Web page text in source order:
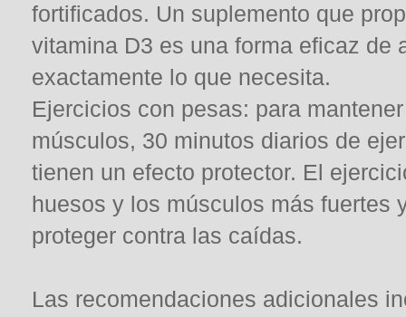
fortificados. Un suplemento que
vitamina D3 es una forma eficaz de
exactamente lo que necesita.
Ejercicios con pesas: para
músculos, 30 minutos diarios de
tienen un efecto protector. El
huesos y los músculos más fuertes
proteger contra las caídas.
Las recomendaciones adicionales